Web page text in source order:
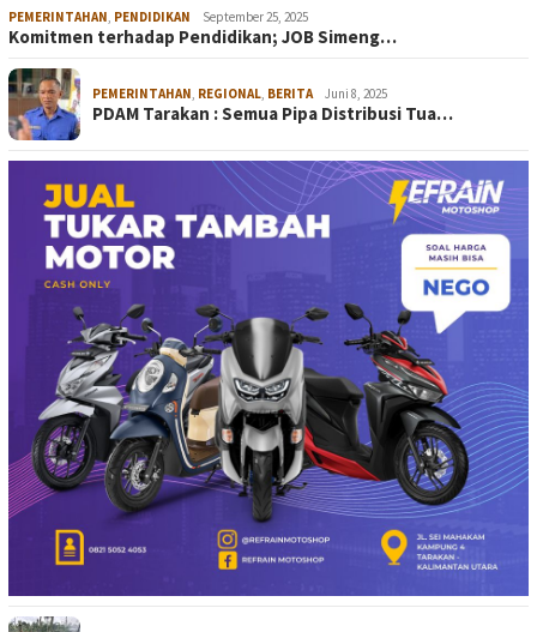
PEMERINTAHAN PENDIDIKAN September 25, 2025
Komitmen terhadap Pendidikan; JOB Simeng…
PEMERINTAHAN REGIONAL BERITA Juni 8, 2025
PDAM Tarakan : Semua Pipa Distribusi Tua…